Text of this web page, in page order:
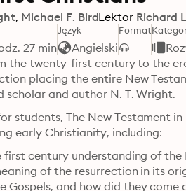
Michael F. BirdLektor Richard
27 min
Język
Angielski
Format
the twenty-first century to the
placing the entire New
scholar and author N. T. Wright.
students, The New Testament
early Christianity, including:
first century understanding of the
of the resurrection in its
Gospels, and how did they come